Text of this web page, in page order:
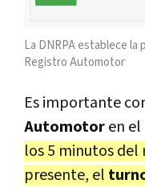
La DNRPA establece
Registro Automotor
Es importante
Automotoren
los 5 minutos del
presente, el